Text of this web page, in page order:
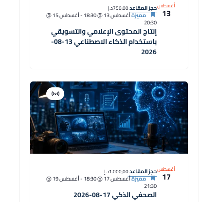
أغسطس
13
إنتاج المحتوى الإعلامي والتسويقي
باستخدام الذكاء الاصطناعي 13-08-
2026
مميزةأغسطس 13 @ 18:30 - أغسطس 15 @
20:30
حجز المقاعد750,00د.إ
أغسطس
17
الصحفي الذكي 17-08-2026
افتراضية
دورة
مميزةأغسطس 17 @ 18:30 - أغسطس 19 @
21:30
حجز المقاعد1.000,00د.إ